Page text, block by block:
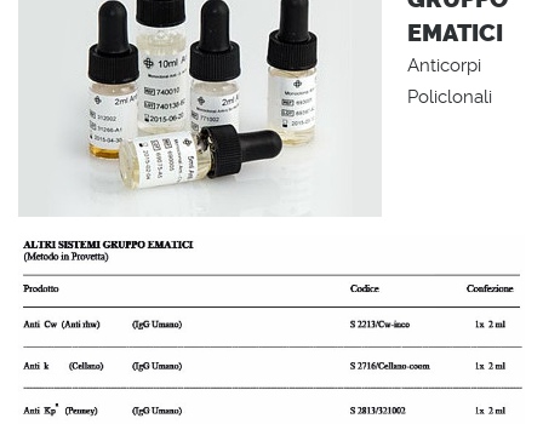
EMATICI
Anticorpi
Policlonali